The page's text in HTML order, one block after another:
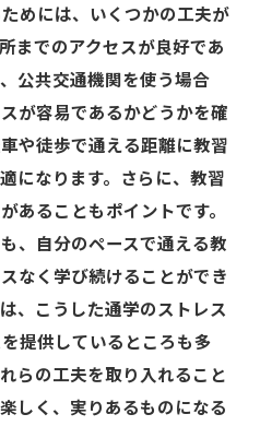
めには、いくつかの工夫が
までのアクセスが良好であ
公共交通機関を使う場合
が容易であるかどうかを確
や徒歩で通える距離に教習
になります。さらに、教習
あることもポイントです。
、自分のペースで通える教
なく学び続けることができ
、こうした通学のストレス
提供しているところも多
らの工夫を取り入れること
しく、実りあるものになる